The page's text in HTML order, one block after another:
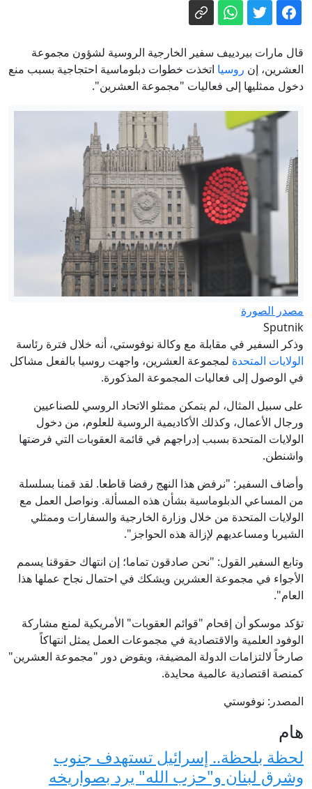
وتُغرق سيارات ورياح تقتلع لوحات
محصول الأرز العالمي في خطر كبير..
والعلماء أشد قلقا مما مضى
نائب الرئيس التركي يتحدث عن احتمالية
انضمام مصر إلى اتفاقية الدفاع الثلاثية
صلاح وطرابزون سبور.. عندما تتخطى
الصفقة حدود كرة القدم
استهداف ناقلة إماراتية بصاروخ في هرمز
وأبو ظبي تتهم إيران
إيران مباشر.. توقعات باتفاق قريب بشأن
هرمز وطهران تتعهد بالدفاع عن مذكرة
التفاهم
قال مارات بيردييف سفير الخارجية الروسية لشؤون مجموعة
العشرين، إن روسيا اتخذت خطوات دبلوماسية احتجاجية بسبب منع
دخول ممثليها إلى فعاليات "مجموعة العشرين".
مصدر الصورة
Sputnik
وذكر السفير في مقابلة مع وكالة نوفوستي، أنه خلال فترة رئاسة
الولايات المتحدة لمجموعة العشرين، واجهت روسيا بالفعل مشاكل
في الوصول إلى فعاليات المجموعة المذكورة.
على سبيل المثال، لم يتمكن ممثلو الاتحاد الروسي للصناعيين
ورجال الأعمال، وكذلك الأكاديمية الروسية للعلوم، من دخول
الولايات المتحدة بسبب إدراجهم في قائمة العقوبات التي فرضتها
واشنطن.
وأضاف السفير: "نرفض هذا النهج رفضا قاطعا. لقد قمنا بسلسلة
من المساعي الدبلوماسية بشأن هذه المسألة. ونواصل العمل مع
الولايات المتحدة من خلال وزارة الخارجية والسفارات وممثلي
الشيربا ومساعديهم لإزالة هذه الحواجز".
وتابع السفير القول: "نحن صادقون تماما؛ إن انتهاك حقوقنا يسمم
الأجواء في مجموعة العشرين ويشكك في احتمال نجاح عملها هذا
العام".
تؤكد موسكو أن إقحام "قوائم العقوبات" الأمريكية لمنع مشاركة
الوفود العلمية والاقتصادية في مجموعات العمل يمثل انتهاكاً
صارخاً لالتزامات الدولة المضيفة، ويقوض دور "مجموعة العشرين"
كمنصة اقتصادية عالمية محايدة.
المصدر: نوفوستي
هام
لحظة بلحظة.. إسرائيل تستهدف جنوب
وشرق لبنان و"حزب الله" يرد بصواريخه